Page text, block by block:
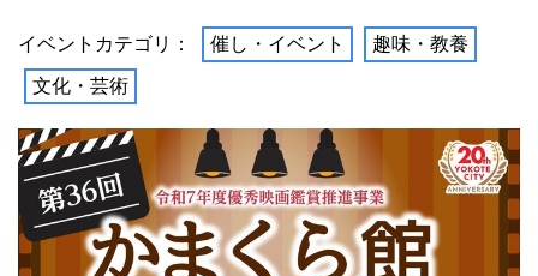
イベントカテゴリ： 催し・イベント 趣味・教養
文化・芸術